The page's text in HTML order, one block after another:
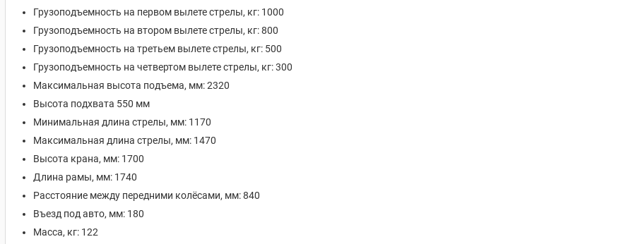
Грузоподъемность на первом вылете стрелы, кг: 1000
Грузоподъемность на втором вылете стрелы, кг: 800
Грузоподъемность на третьем вылете стрелы, кг: 500
Грузоподъемность на четвертом вылете стрелы, кг: 300
Максимальная высота подъема, мм: 2320
Высота подхвата 550 мм
Минимальная длина стрелы, мм: 1170
Максимальная длина стрелы, мм: 1470
Высота крана, мм: 1700
Длина рамы, мм: 1740
Расстояние между передними колёсами, мм: 840
Въезд под авто, мм: 180
Масса, кг: 122